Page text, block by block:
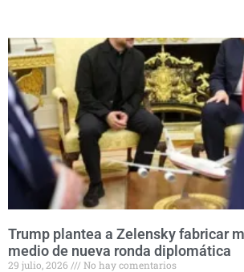
Trump plantea a Zelensky fabricar
medio de nueva ronda diplomática
29 julio, 2026 No hay comentarios